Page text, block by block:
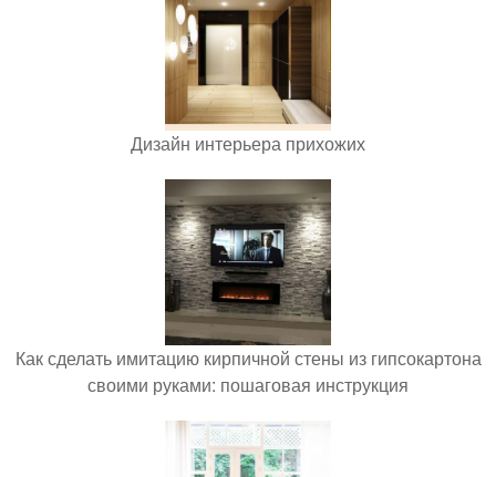
Дизайн интерьера прихожих
Как сделать имитацию кирпичной стены из гипсокартона
своими руками: пошаговая инструкция